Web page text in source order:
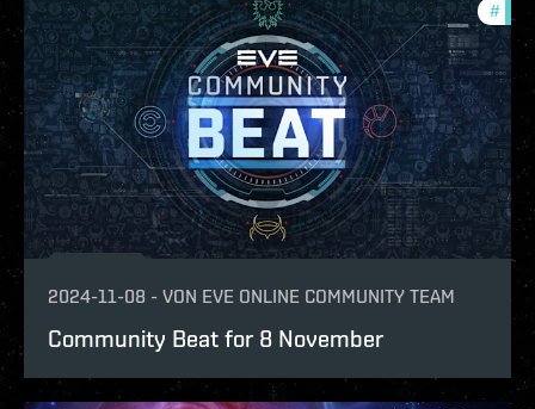
#
2024-11-08 - VON EVE ONLINE COMMUNITY TEAM
Community Beat for 8 November